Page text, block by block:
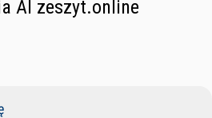
AI zeszyt.online